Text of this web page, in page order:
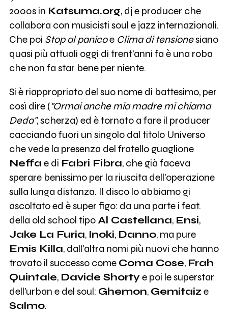
2000s in Katsuma.org, dj e producer che
collabora con musicisti soul e jazz internazionali.
Che poi Stop al panicoe Clima di tensionesiano
quasi più attuali oggi di trent'anni fa è una roba
che non fa star bene per niente.
Si è riappropriato del suo nome di battesimo, per
così dire ("Ormai anche mia madre mi chiama
Deda", scherza) ed è tornato a fare il producer
cacciando fuori un singolo dal titolo Universo
che vede la presenza del fratello guaglione
Neffa e di Fabri Fibra, che già faceva
sperare benissimo per la riuscita dell'operazione
sulla lunga distanza. Il disco lo abbiamo gi
ascoltato ed è super figo: da una parte i feat.
della old school tipo Al Castellana, Ensi,
Jake La Furia, Inoki, Danno, ma pure
Emis Killa, dall'altra nomi più nuovi che hanno
trovato il successo come Coma Cose, Frah
Quintale, Davide Shortye poi le superstar
dell'urban e del soul: Ghemon, Gemitaiz e
Salmo.